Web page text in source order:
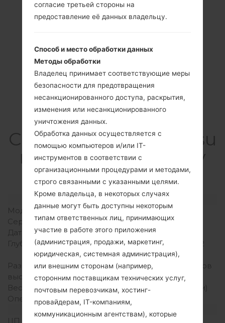
СпецификацияSamsu
ng GT-B7510BGalaxy
Pro
Модель и ее характеристики
Модель
SamsungGT-B7510B
Серия
Galaxy Pro
Дата выпуска
Март, 2011
Глубина
10.7 миллиметров (0.42
дюйма)
Размеры (ширина /
высота)
108.6 x 66.7 миллиметров
(4.28 x 2.63 дюйма)
Вес
103.4 грамм (3.63 унции)
Операционная система
Android 2.2.2 (Froyo)
Аппаратное обеспечение
ЦП (процессор)
800MHz Qualcomm
согласие третьей стороны на
предоставление её данных владельцу.
Способ и место обработки данных
Методы обработки
Владелец принимает соответствующие меры
безопасности для предотвращения
несанкционированного доступа, раскрытия,
изменения или несанкционированного
уничтожения данных.
Обработка данных осуществляется с
помощью компьютеров и/или IT-
инструментов в соответствии с
организационными процедурами и методами,
строго связанными с указанными целями.
Кроме владельца, в некоторых случаях
данные могут быть доступны некоторым
типам ответственных лиц, принимающих
участие в работе этого приложения
(администрация, продажи, маркетинг,
юридическая, системная администрация),
или внешним сторонам (например,
сторонним поставщикам технических услуг,
почтовым перевозчикам, хостинг-
провайдерам, IT-компаниям,
коммуникационным агентствам), которые